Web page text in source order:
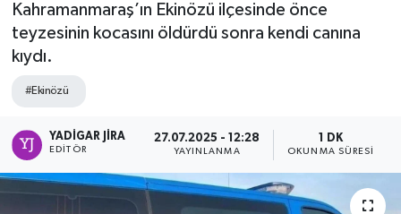
Kahramanmaraş’ın Ekinözü ilçesinde önce
teyzesinin kocasını öldürdü sonra kendi canına
kıydı.
#Ekinözü
YADIGAR JIRA
EDITÖR
27.07.2025 - 12:28
YAYINLANMA
1 DK
OKUNMA SÜRESI
Süper Lig Puan Durumu ve Fikstür
Tüm Manşetler
Haber Arşivi